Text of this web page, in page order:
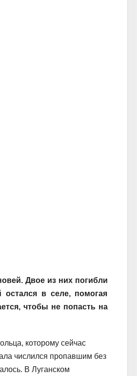
Двое из них погибли
в селе, помогая
чтобы не попасть на
которому сейчас
числился пропавшим без
В Луганском